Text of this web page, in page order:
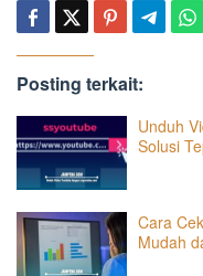
Posting terkait:
Unduh
Solusi
Cara
Mudah